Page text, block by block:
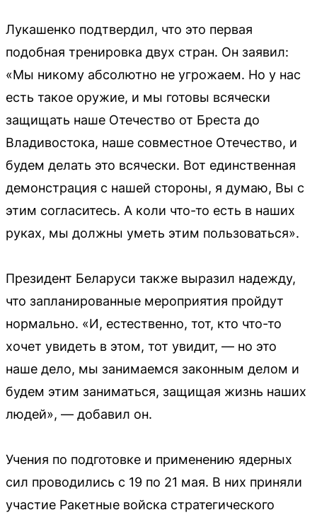
Лукашенко подтвердил, что это первая
подобная тренировка двух стран. Он заявил:
«Мы никому абсолютно не угрожаем. Но у нас
есть такое оружие, и мы готовы всячески
защищать наше Отечество от Бреста до
Владивостока, наше совместное Отечество, и
будем делать это всячески. Вот единственная
демонстрация с нашей стороны, я думаю, Вы с
этим согласитесь. А коли что-то есть в наших
руках, мы должны уметь этим пользоваться».
Президент Беларуси также выразил надежду,
что запланированные мероприятия пройдут
нормально. «И, естественно, тот, кто что-то
хочет увидеть в этом, тот увидит, — но это
наше дело, мы занимаемся законным делом и
будем этим заниматься, защищая жизнь наших
людей», — добавил он.
Учения по подготовке и применению ядерных
сил проводились с 19 по 21 мая. В них приняли
участие Ракетные войска стратегического